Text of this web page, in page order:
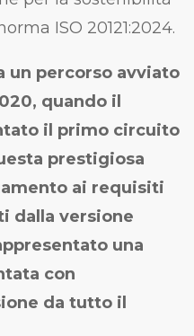
ISO 20121:2024.
un percorso avviato
quando il
il primo circuito
prestigiosa
ai requisiti
dalla versione
una
con
da tutto il